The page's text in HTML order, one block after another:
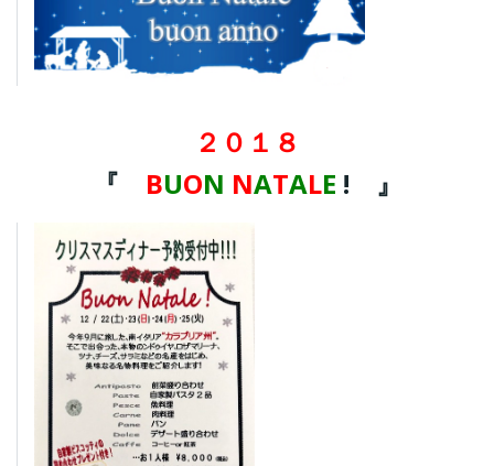
２０１８
『 BUON NATALE ! 』